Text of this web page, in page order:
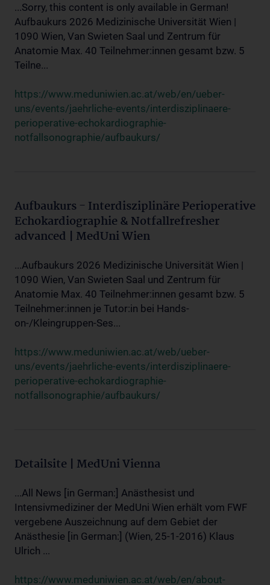
...Sorry, this content is only available in German!
Aufbaukurs 2026 Medizinische Universität Wien |
1090 Wien, Van Swieten Saal und Zentrum für
Anatomie Max. 40 Teilnehmer:innen gesamt bzw. 5
Teilne...
https://www.meduniwien.ac.at/web/en/ueber-
uns/events/jaehrliche-events/interdisziplinaere-
perioperative-echokardiographie-
notfallsonographie/aufbaukurs/
Aufbaukurs - Interdisziplinäre Perioperative
Echokardiographie & Notfallrefresher
advanced | MedUni Wien
...Aufbaukurs 2026 Medizinische Universität Wien |
1090 Wien, Van Swieten Saal und Zentrum für
Anatomie Max. 40 Teilnehmer:innen gesamt bzw. 5
Teilnehmer:innen je Tutor:in bei Hands-
on-/Kleingruppen-Ses...
https://www.meduniwien.ac.at/web/ueber-
uns/events/jaehrliche-events/interdisziplinaere-
perioperative-echokardiographie-
notfallsonographie/aufbaukurs/
Detailsite | MedUni Vienna
...All News [in German:] Anästhesist und
Intensivmediziner der MedUni Wien erhält vom FWF
vergebene Auszeichnung auf dem Gebiet der
Anästhesie [in German:] (Wien, 25-1-2016) Klaus
Ulrich ...
https://www.meduniwien.ac.at/web/en/about-